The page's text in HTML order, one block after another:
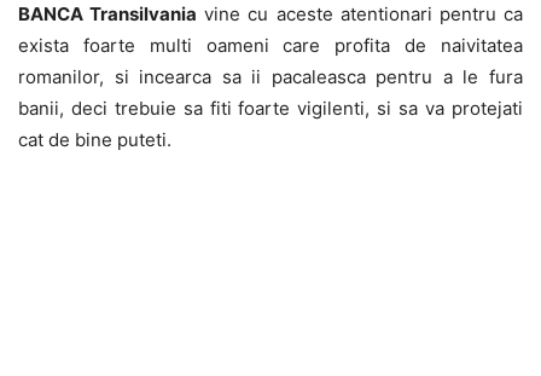
BANCA Transilvania vine cu aceste atentionari pentru ca
exista foarte multi oameni care profita de naivitatea
romanilor, si incearca sa ii pacaleasca pentru a le fura
banii, deci trebuie sa fiti foarte vigilenti, si sa va protejati
cat de bine puteti.